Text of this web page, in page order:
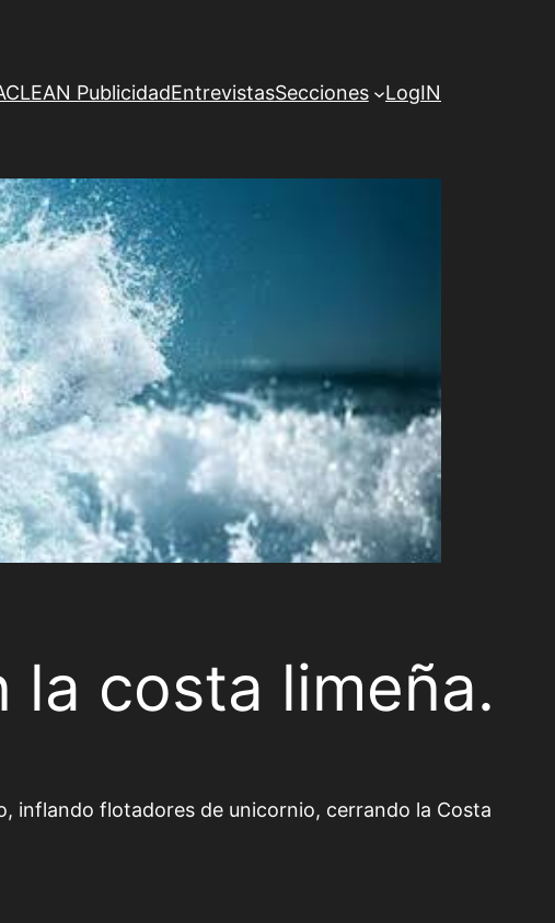
PublicidadEntrevistasSecciones LogIN
la costa limeña.
inflando flotadores de unicornio, cerrando la Costa